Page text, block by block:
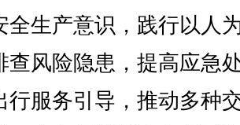
全生产意识，践行以人
查风险隐患，提高应急
行服务引导，推动多种